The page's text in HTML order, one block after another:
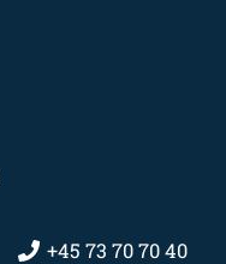
+45 73 70 70 40